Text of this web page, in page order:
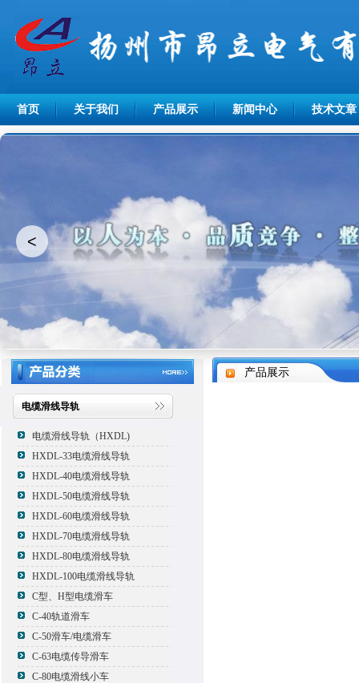
首页 关于我们 产品展示 新闻中心 技术文章
<
电缆滑线导轨
电缆滑线导轨（HXDL)
HXDL-33电缆滑线导轨
HXDL-40电缆滑线导轨
HXDL-50电缆滑线导轨
HXDL-60电缆滑线导轨
HXDL-70电缆滑线导轨
HXDL-80电缆滑线导轨
HXDL-100电缆滑线导轨
C型、H型电缆滑车
C-40轨道滑车
C-50滑车/电缆滑车
C-63电缆传导滑车
C-80电缆滑线小车
产品展示